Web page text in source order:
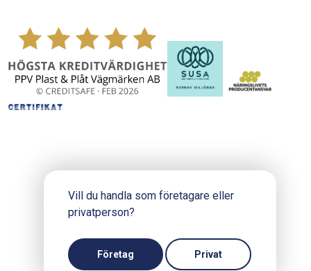
Produktion och design: Webbpartner
Vill du handla som företagare eller
privatperson?
Företag Privat